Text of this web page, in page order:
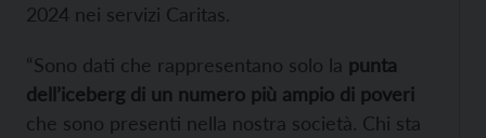
2024 nei servizi Caritas.
“Sono dati che rappresentano solo la punta
dell’iceberg di un numero più ampio di poveri
che sono presenti nella nostra società. Chi sta